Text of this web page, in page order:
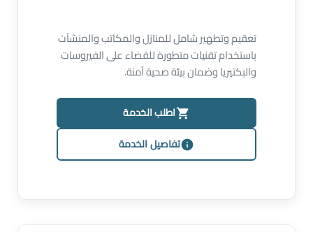
تعقيم وتطهير شامل للمنازل والمكاتب والمنشآت
باستخدام تقنيات متطورة للقضاء على الفيروسات
والبكتيريا وضمان بيئة صحية آمنة.
اطلب الخدمة
تفاصيل الخدمة